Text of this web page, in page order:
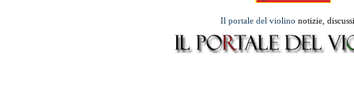
Il portale del violino notizie,